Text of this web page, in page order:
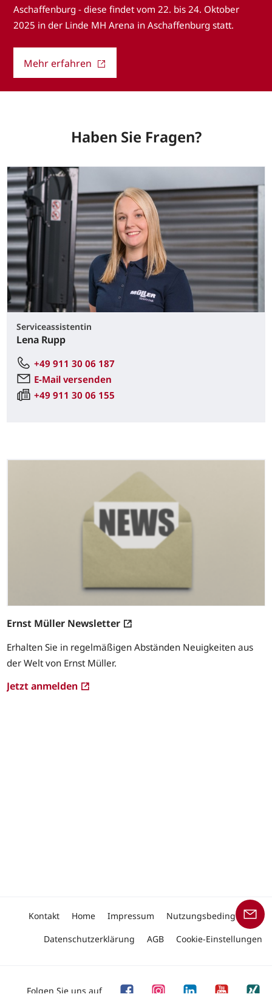
Aschaffenburg - diese findet vom 22. bis 24. Oktober
2025 in der Linde MH Arena in Aschaffenburg statt.
Mehr erfahren
Haben Sie Fragen?
Serviceassistentin
Lena Rupp
+49 911 30 06 187
E-Mail versenden
+49 911 30 06 155
Ernst Müller Newsletter
Erhalten Sie in regelmäßigen Abständen Neuigkeiten aus
der Welt von Ernst Müller.
Jetzt anmelden
Kontakt Home Impressum
Nutzungsbedingungen
Datenschutzerklärung
AGB Cookie-Einstellungen
Folgen Sie uns auf